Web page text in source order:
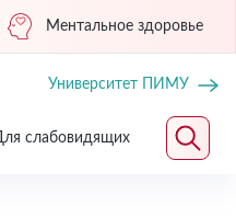
Ментальное здоровье
Университет ПИМУ
слабовидящих